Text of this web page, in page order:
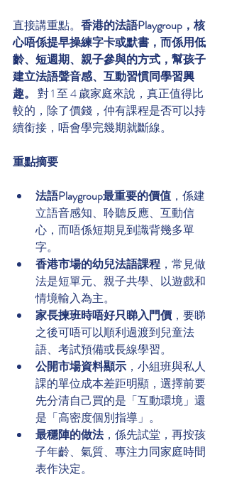
直接講重點。 香港的法語Playgroup，核
心唔係提早操練字卡或默書，而係用低
齡、短週期、親子參與的方式，幫孩子
建立法語聲音感、互動習慣同學習興
趣。 對 1 至 4 歲家庭來說，真正值得比
較的，除了價錢，仲有課程是否可以持
續銜接，唔會學完幾期就斷線。
重點摘要
法語Playgroup最重要的價值，係建
立語音感知、聆聽反應、互動信
心，而唔係短期見到識背幾多單
字。
香港市場的幼兒法語課程，常見做
法是短單元、親子共學、以遊戲和
情境輸入為主。
家長揀班時唔好只睇入門價，要睇
之後可唔可以順利過渡到兒童法
語、考試預備或長線學習。
公開市場資料顯示 ，小組班與私人
課的單位成本差距明顯，選擇前要
先分清自己買的是「互動環境」還
是「高密度個別指導」。
最穩陣的做法，係先試堂，再按孩
子年齡、氣質、專注力同家庭時間
表作決定。